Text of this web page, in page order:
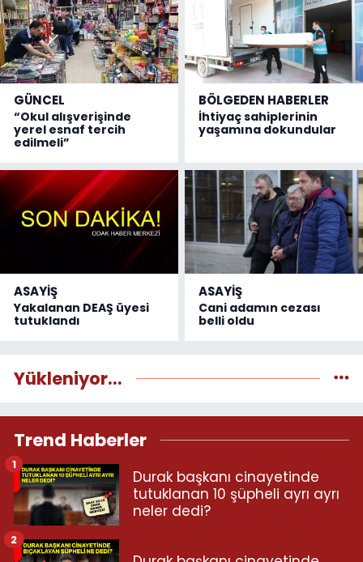
GÜNCEL
“Okul alışverişinde
yerel esnaf tercih
edilmeli”
BÖLGEDEN HABERLER
İhtiyaç sahiplerinin
yaşamına dokundular
ASAYİŞ
Yakalanan DEAŞ üyesi
tutuklandı
ASAYİŞ
Cani adamın cezası
belli oldu
Yükleniyor...
Trend Haberler
Durak başkanı cinayetinde
tutuklanan 10 şüpheli ayrı ayrı
neler dedi?
1
2